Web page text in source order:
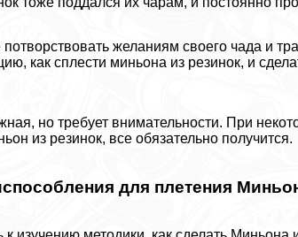
желаниям своего чада и
как сплести миньона из резинок, и
но требует внимательности. При
из резинок, все обязательно получится.
для плетения